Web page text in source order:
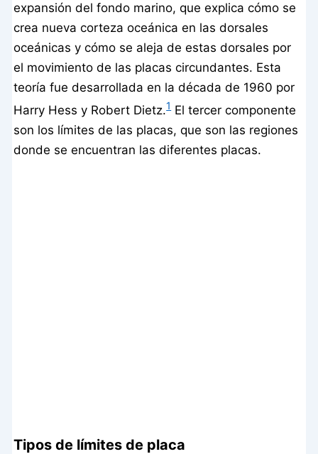
expansión del fondo marino, que explica cómo se
crea nueva corteza oceánica en las dorsales
oceánicas y cómo se aleja de estas dorsales por
el movimiento de las placas circundantes. Esta
teoría fue desarrollada en la década de 1960 por
Harry Hess y Robert Dietz.1El tercer componente
son los límites de las placas, que son las regiones
donde se encuentran las diferentes placas.
Tipos de límites de placa